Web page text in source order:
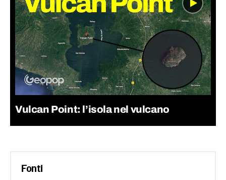
Vulcan Point: l’isola nel vulcano
Fonti